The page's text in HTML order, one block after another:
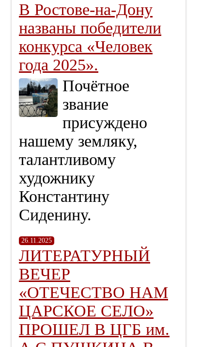
В Ростове-на-Дону
названы победители
конкурса «Человек
года 2025».
Почётное
звание
присуждено
нашему земляку,
талантливому
художнику
Константину
Сиденину.
26.11.2025
ЛИТЕРАТУРНЫЙ
ВЕЧЕР
«ОТЕЧЕСТВО НАМ
ЦАРСКОЕ СЕЛО»
ПРОШЕЛ В ЦГБ им.